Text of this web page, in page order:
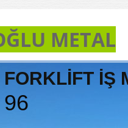
METAL
İŞ